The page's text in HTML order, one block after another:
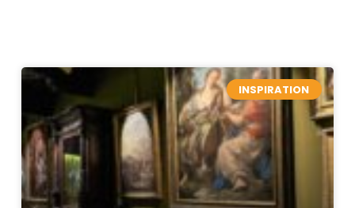
INSPIRATION